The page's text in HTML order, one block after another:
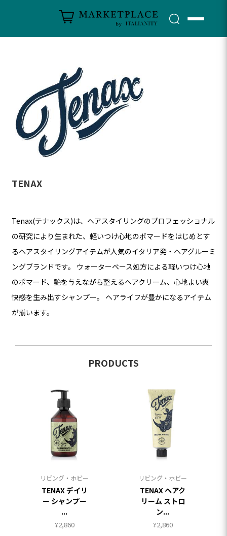
TENAX
Tenax(テナックス)は、ヘアスタイリングのプロフェッショナル
の研究により生まれた、軽いつけ心地のポマードをはじめとす
るヘアスタイリングアイテムが人気のイタリア発・ヘアグルーミ
ングブランドです。 ウォーターベース処方による軽いつけ心地
のポマード、艶を与えながら整えるヘアクリーム、心地よい爽
快感を生み出すシャンプー。 ヘアライフが豊かになるアイテム
が揃います。
PRODUCTS
リビング・ホビー
TENAX デイリ
ー シャンプー
...
¥2,860
リビング・ホビー
TENAX ヘアク
リーム ストロ
ン...
¥2,860